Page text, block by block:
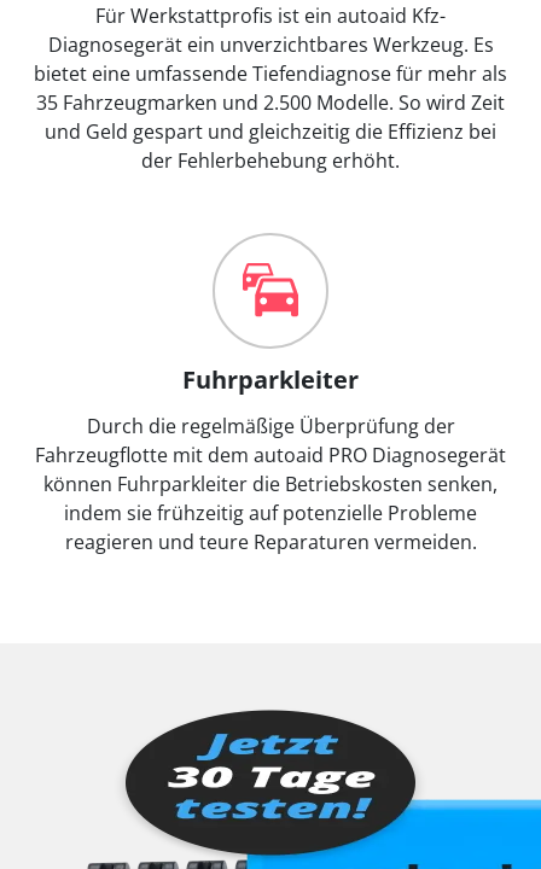
Für Werkstattprofis ist ein autoaid Kfz-
Diagnosegerät ein unverzichtbares Werkzeug. Es
bietet eine umfassende Tiefendiagnose für mehr als
35 Fahrzeugmarken und 2.500 Modelle. So wird Zeit
und Geld gespart und gleichzeitig die Effizienz bei
der Fehlerbehebung erhöht.
Fuhrparkleiter
Durch die regelmäßige Überprüfung der
Fahrzeugflotte mit dem autoaid PRO Diagnosegerät
können Fuhrparkleiter die Betriebskosten senken,
indem sie frühzeitig auf potenzielle Probleme
reagieren und teure Reparaturen vermeiden.